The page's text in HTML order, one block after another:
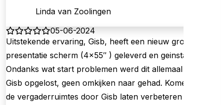
Linda van Zoolingen
05-06-2024
Uitstekende ervaring, Gisb, heeft een nieuw groot
presentatie scherm (4×55″ ) geleverd en geinstalleerd.
Ondanks wat start problemen werd dit allemaal door
Gisb opgelost, geen omkijken naar gehad. Komend jaar
de vergaderruimtes door Gisb laten verbeteren